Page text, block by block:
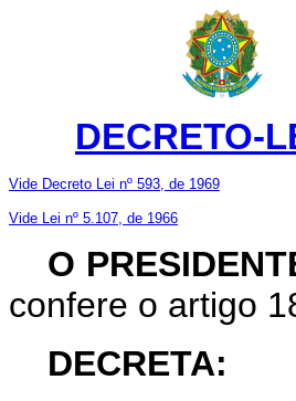
DECRETO-
Vide Decreto Lei nº 593, de 1969
Vide Lei nº 5.107, de 1966
O
confere o artigo
DECRETA: